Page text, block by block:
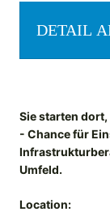
DETAIL
Sie starten
- Chance für
Umfeld.
Location: